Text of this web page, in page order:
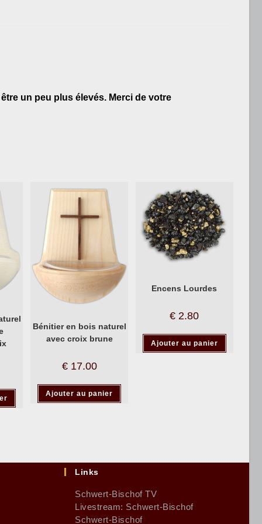
un peu plus élevés. Merci de votre
Bénitier en bois naturel
avec croix brune
€17.00
Ajouter au panier
Encens Lourdes
€ 2.80
Ajouter au panier
Links
Schwert-Bischof TV
Livestream: Schwert-Bischof
Schwert-Bischof